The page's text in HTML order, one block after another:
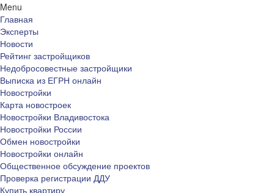
Menu
Главная
Эксперты
Новости
Рейтинг застройщиков
Недобросовестные застройщики
Выписка из ЕГРН онлайн
Новостройки
Карта новостроек
Новостройки Владивостока
Новостройки России
Обмен новостройки
Новостройки онлайн
Общественное обсуждение проектов
Проверка регистрации ДДУ
Купить квартиру